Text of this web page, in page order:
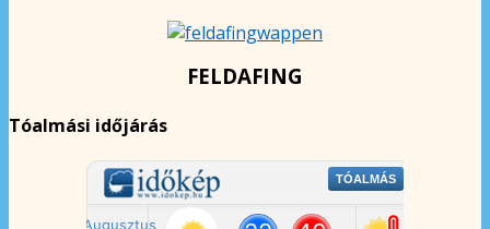
FELDAFING
Tóalmási időjárás